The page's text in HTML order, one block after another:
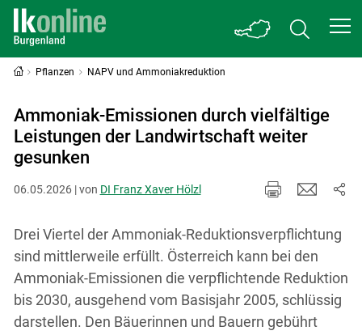
Pflanzen NAPV und Ammoniakreduktion
Ammoniak-Emissionen durch vielfältige
Leistungen der Landwirtschaft weiter
gesunken
06.05.2026 | von DI Franz Xaver Hölzl
Drei Viertel der Ammoniak-Reduktionsverpflichtung
sind mittlerweile erfüllt. Österreich kann bei den
Ammoniak-Emissionen die verpflichtende Reduktion
bis 2030, ausgehend vom Basisjahr 2005, schlüssig
darstellen. Den Bäuerinnen und Bauern gebührt